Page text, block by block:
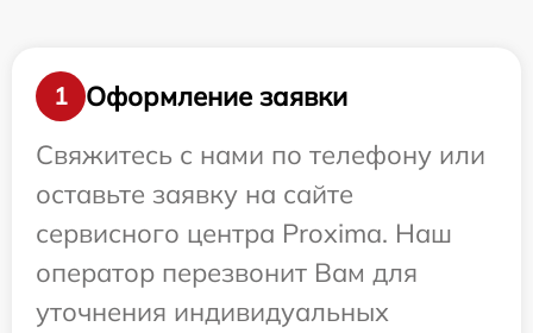
1
Оформление заявки
Свяжитесь с нами по телефону или
оставьте заявку на сайте
сервисного центра Proxima. Наш
оператор перезвонит Вам для
уточнения индивидуальных